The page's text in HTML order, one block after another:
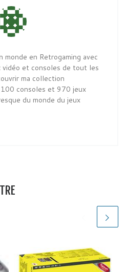
en Retrogaming avec
vidéo et consoles de tout les
ma collection
consoles et 970 jeux
du monde du jeux